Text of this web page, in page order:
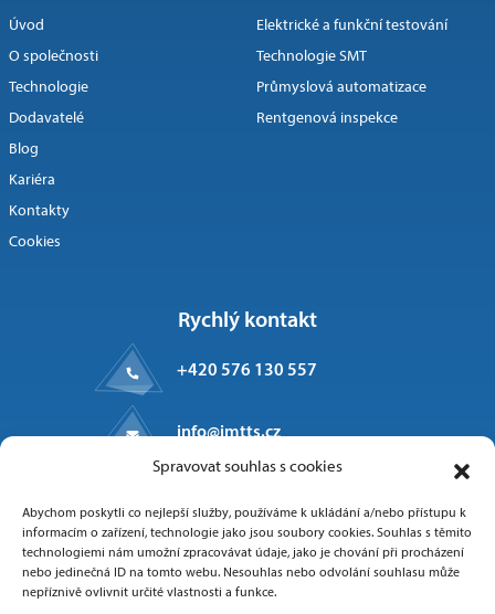
Spravovat souhlas s cookies
Abychom poskytli co nejlepší služby, používáme k ukládání a/nebo přístupu k
informacím o zařízení, technologie jako jsou soubory cookies. Souhlas s těmito
technologiemi nám umožní zpracovávat údaje, jako je chování při procházení
nebo jedinečná ID na tomto webu. Nesouhlas nebo odvolání souhlasu může
nepříznivě ovlivnit určité vlastnosti a funkce.
Úvod
O společnosti
Technologie
Dodavatelé
Blog
Kariéra
Kontakty
Cookies
Elektrické a funkční testování
Technologie SMT
Průmyslová automatizace
Rentgenová inspekce
Rychlý kontakt
+420 576 130 557
info@imtts.cz
Valašské Meziříčí, 757 01